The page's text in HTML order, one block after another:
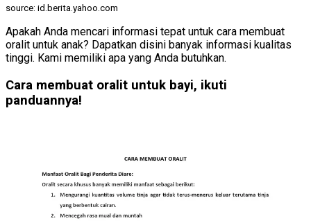
source: id.berita.yahoo.com
Apakah Anda mencari informasi tepat untuk cara membuat
oralit untuk anak? Dapatkan disini banyak informasi kualitas
tinggi. Kami memiliki apa yang Anda butuhkan.
Cara membuat oralit untuk bayi, ikuti
panduannya!